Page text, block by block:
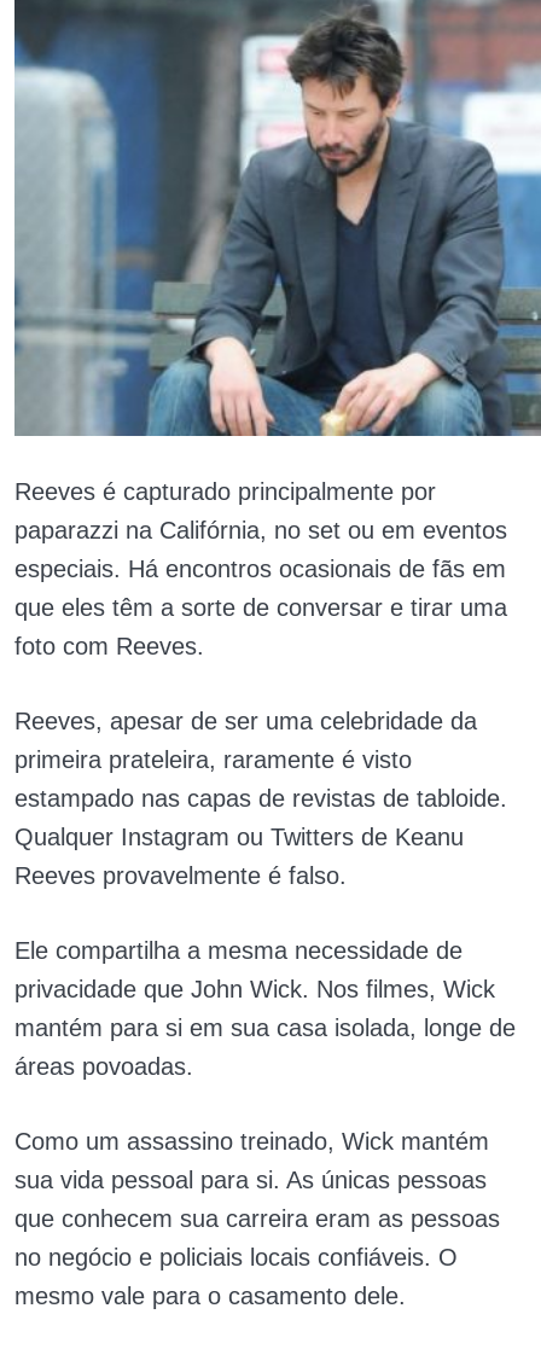
Reeves é capturado principalmente por
paparazzi na Califórnia, no set ou em eventos
especiais. Há encontros ocasionais de fãs em
que eles têm a sorte de conversar e tirar uma
foto com Reeves.
Reeves, apesar de ser uma celebridade da
primeira prateleira, raramente é visto
estampado nas capas de revistas de tabloide.
Qualquer Instagram ou Twitters de Keanu
Reeves provavelmente é falso.
Ele compartilha a mesma necessidade de
privacidade que John Wick. Nos filmes, Wick
mantém para si em sua casa isolada, longe de
áreas povoadas.
Como um assassino treinado, Wick mantém
sua vida pessoal para si. As únicas pessoas
que conhecem sua carreira eram as pessoas
no negócio e policiais locais confiáveis. O
mesmo vale para o casamento dele.